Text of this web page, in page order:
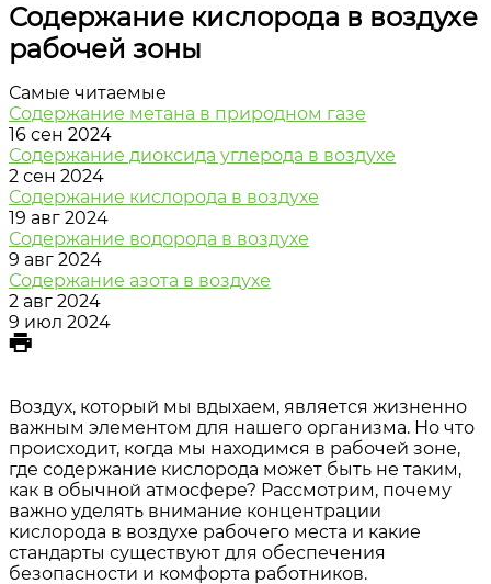
Содержание кислорода в воздухе
рабочей зоны
Самые читаемые
Содержание метана в природном газе
16 сен 2024
Содержание диоксида углерода в воздухе
2 сен 2024
Содержание кислорода в воздухе
19 авг 2024
Содержание водорода в воздухе
9 авг 2024
Содержание азота в воздухе
2 авг 2024
9 июл 2024
Воздух, который мы вдыхаем, является жизненно
важным элементом для нашего организма. Но что
происходит, когда мы находимся в рабочей зоне,
где содержание кислорода может быть не таким,
как в обычной атмосфере? Рассмотрим, почему
важно уделять внимание концентрации
кислорода в воздухе рабочего места и какие
стандарты существуют для обеспечения
безопасности и комфорта работников.